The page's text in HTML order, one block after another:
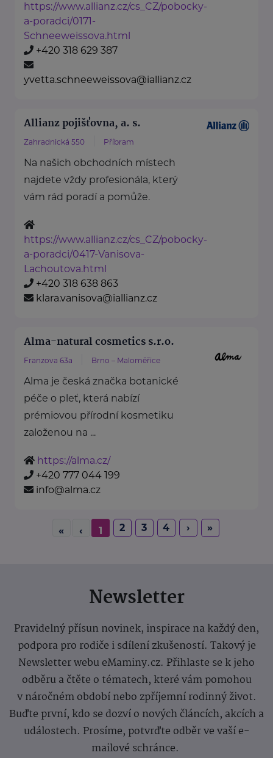
https://www.allianz.cz/cs_CZ/pobocky-
a-poradci/0171-
Schneeweissova.html
+420 318 629 387
yvetta.schneeweissova@iallianz.cz
Allianz pojišťovna, a. s.
Zahradnická 550 Příbram
Na našich obchodních místech
najdete vždy profesionála, který
vám rád poradí a pomůže.
https://www.allianz.cz/cs_CZ/pobocky-
a-poradci/0417-Vanisova-
Lachoutova.html
+420 318 638 863
klara.vanisova@iallianz.cz
Alma-natural cosmetics s.r.o.
Franzova 63a Brno – Maloměřice
Alma je česká značka botanické
péče o pleť, která nabízí
prémiovou přírodní kosmetiku
založenou na ...
https://alma.cz/
+420 777 044 199
info@alma.cz
« ‹ 1 2 3 4 › »
Newsletter
Pravidelný přísun novinek, inspirace na každý den,
podpora pro rodiče i sdílení zkušeností. Takový je
Newsletter webu eMaminy.cz. Přihlaste se k jeho
odběru a čtěte o tématech, které vám pomohou
v náročném období nebo zpříjemní rodinný život.
Buďte první, kdo se dozví o nových článcích, akcích a
událostech. Prosíme, potvrďte odběr ve vaší e-
mailové schránce.